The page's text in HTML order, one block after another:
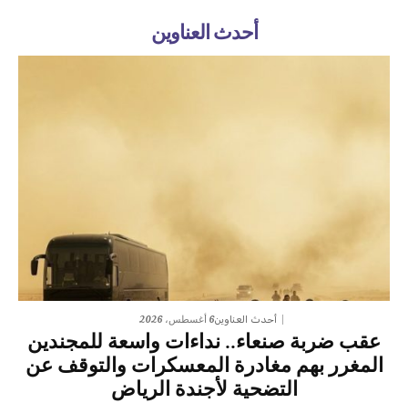
أحدث العناوين
أحدث العناوين6 أغسطس، 2026
عقب ضربة صنعاء.. نداءات واسعة للمجندين
المغرر بهم مغادرة المعسكرات والتوقف عن
التضحية لأجندة الرياض